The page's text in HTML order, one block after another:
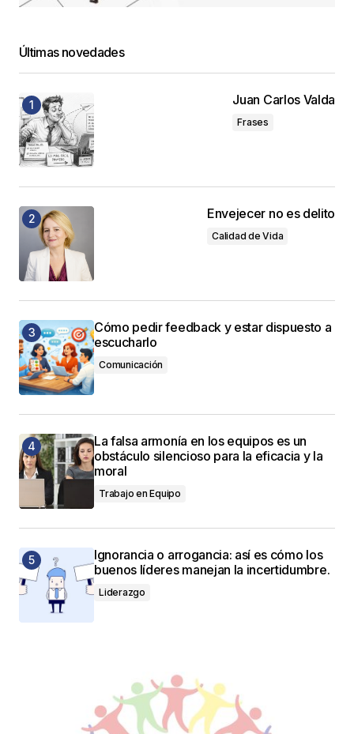
Últimas novedades
Juan Carlos Valda
Frases
Envejecer no es delito
Calidad de Vida
Cómo pedir feedback y estar dispuesto a
escucharlo
Comunicación
La falsa armonía en los equipos es un
obstáculo silencioso para la eficacia y la
moral
Trabajo en Equipo
Ignorancia o arrogancia: así es cómo los
buenos líderes manejan la incertidumbre.
Liderazgo